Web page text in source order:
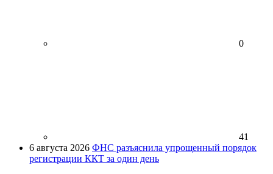
0
41
6 августа 2026 ФНС разъяснила упрощенный порядок
регистрации ККТ за один день